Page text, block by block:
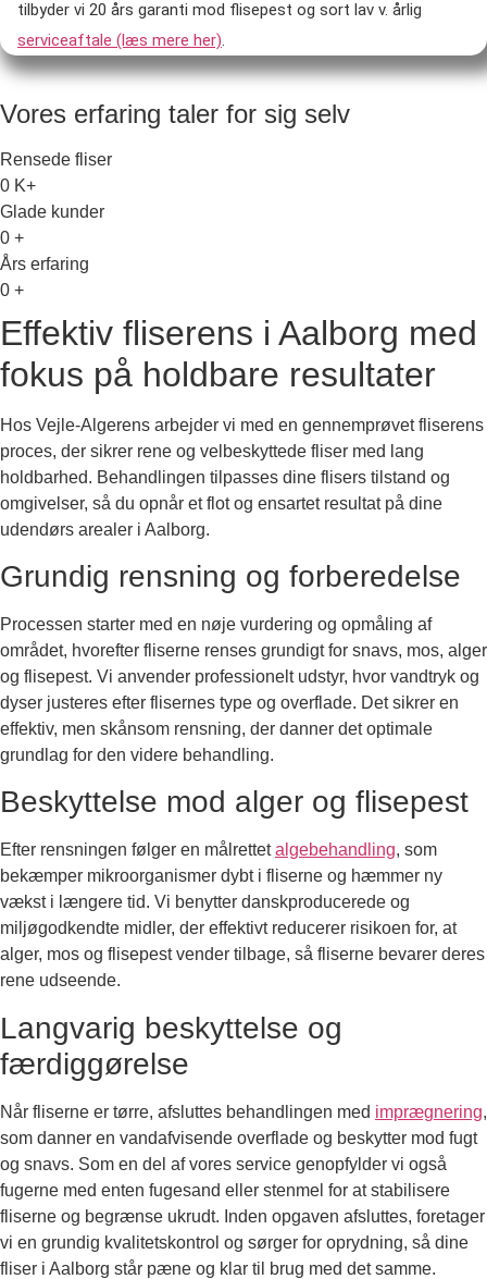
tilbyder vi 20 års garanti mod flisepest og sort lav v. årlig
serviceaftale (læs mere her)
Vores erfaring taler for sig selv
Rensede fliser
0 K+
Glade kunder
0 +
Års erfaring
0 +
Effektiv fliserens i Aalborg med
fokus på holdbare resultater
Hos Vejle-Algerens arbejder vi med en gennemprøvet fliserens
proces, der sikrer rene og velbeskyttede fliser med lang
holdbarhed. Behandlingen tilpasses dine flisers tilstand og
omgivelser, så du opnår et flot og ensartet resultat på dine
udendørs arealer i Aalborg.
Grundig rensning og forberedelse
Processen starter med en nøje vurdering og opmåling af
området, hvorefter fliserne renses grundigt for snavs, mos, alger
og flisepest. Vi anvender professionelt udstyr, hvor vandtryk og
dyser justeres efter flisernes type og overflade. Det sikrer en
effektiv, men skånsom rensning, der danner det optimale
grundlag for den videre behandling.
Beskyttelse mod alger og flisepest
Efter rensningen følger en målrettetalgebehandling, som
bekæmper mikroorganismer dybt i fliserne og hæmmer ny
vækst i længere tid. Vi benytter danskproducerede og
miljøgodkendte midler, der effektivt reducerer risikoen for, at
alger, mos og flisepest vender tilbage, så fliserne bevarer deres
rene udseende.
Langvarig beskyttelse og
færdiggørelse
Når fliserne er tørre, afsluttes behandlingen med imprægnering,
som danner en vandafvisende overflade og beskytter mod fugt
og snavs. Som en del af vores service genopfylder vi også
fugerne med enten fugesand eller stenmel for at stabilisere
fliserne og begrænse ukrudt. Inden opgaven afsluttes, foretager
vi en grundig kvalitetskontrol og sørger for oprydning, så dine
fliser i Aalborg står pæne og klar til brug med det samme.